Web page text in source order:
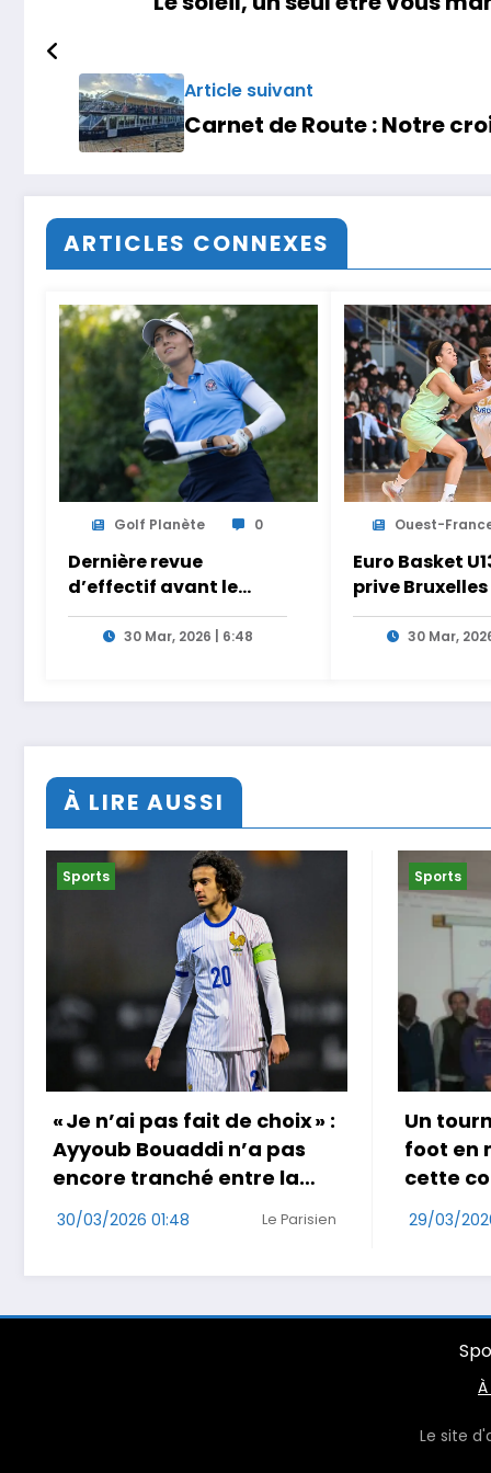
Article suivant
Carnet de Route : Notre
ARTICLES CONNEXES
Golf Planète 0
Dernière revue
d’effectif avant le
Masters. Le LET et la
LPGA réunis à Las
30 Mar, 2026 | 6:48
Ouest-
Euro Basket
prive
doublé à Pacé
30 Mar,
À LIRE AUSSI
Sports
Un tournoi international de
foot en marchant dans
cette commune de Loire-
Atlantique
29/03/2026 17:49 Ouest-France
Sports
Coup
au
29/03/
Le site